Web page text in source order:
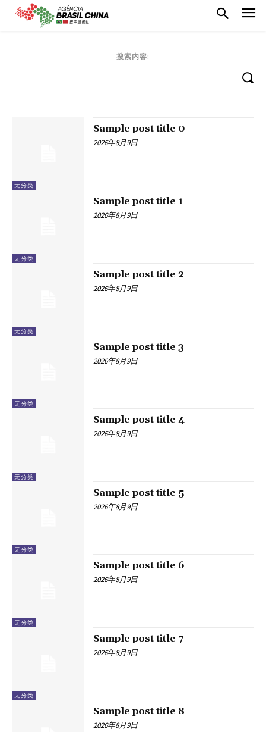
搜索内容:
无分类
Sample post title 0
2026年8月9日
无分类
Sample post title 1
2026年8月9日
无分类
Sample post title 2
2026年8月9日
无分类
Sample post title 3
2026年8月9日
无分类
Sample post title 4
2026年8月9日
无分类
Sample post title 5
2026年8月9日
无分类
Sample post title 6
2026年8月9日
无分类
Sample post title 7
2026年8月9日
Sample post title 8
2026年8月9日